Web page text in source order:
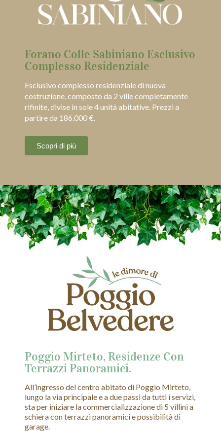
Forano Colle Sabiniano Esclusivo
Complesso Residenziale
Esclusivo complesso residenziale di nuova
costruzione, composto da 2 ville completamente
rifinite, divise in sole 4 unità abitative. Prezzi a
partire da 186.000 €.
Scopri di più
Poggio Mirteto, Residenze Con
Terrazzi Panoramici.
All’ingresso del centro abitato di Poggio Mirteto,
lungo la via principale e a due passi da tutti i servizi,
sta per iniziare la commercializzazione di 5 villini a
schiera con terrazzi panoramici e possibilità di
garage.